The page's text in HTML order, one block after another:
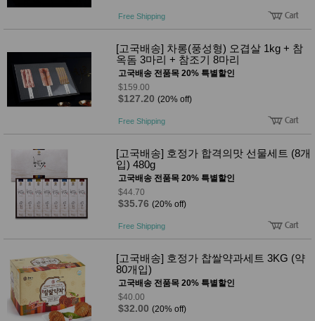
바디케
남성화
장품
미용제
품
전
주방가
활가전
건강가
주 명품식
기브랜
드
보관용
기
조리용
주방소
품
식
품
즉석가
공식품
쌀/잡곡/
Free Shipping
[고국배송] 차롱(풍성형) 오겹살 1kg + 참
옥돔 3마리 + 참조기 8마리
고국배송 전품목 20% 특별할인
$159.00
$127.20 (20% off)
Free Shipping
[고국배송] 호정가 합격의맛 선물세트 (8개
입) 480g
고국배송 전품목 20% 특별할인
$44.70
$35.76 (20% off)
Free Shipping
[고국배송] 호정가 찹쌀약과세트 3KG (약
80개입)
고국배송 전품목 20% 특별할인
$40.00
$32.00 (20% off)